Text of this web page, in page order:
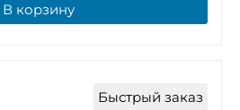
В корзину
Быстрый заказ